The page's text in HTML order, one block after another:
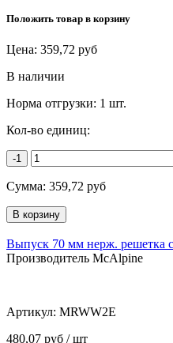
Положить товар в корзину
Цена: 359,72 руб
В наличии
Норма отгрузки: 1 шт.
Кол-во единиц:
-1
Сумма: 359,72 руб
Выпуск 70 мм нерж. решетка
Производитель McAlpine
Артикул: MRWW2E
480,07 руб / шт